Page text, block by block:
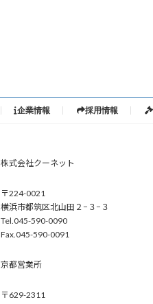
企業情報 採用情報
株式会社クーネット
〒224-0021
横浜市都筑区北山田２−３−３
Tel.045-590-0090
Fax.045-590-0091
京都営業所
〒629-2311